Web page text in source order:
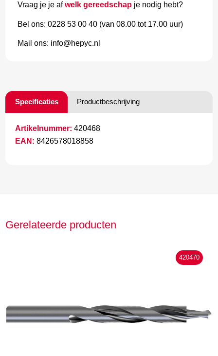
Vraag je je afwelk gereedschap je nodig hebt?
Bel ons: 0228 53 00 40 (van 08.00 tot 17.00 uur)
Mail ons: info@hepyc.nl
Specificaties Productbeschrijving
Artikelnummer: 420468
EAN: 8426578018858
Gerelateerde producten
420470